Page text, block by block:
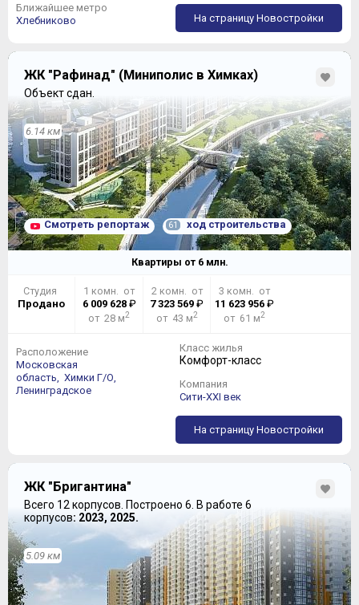
Ближайшее метро
Хлебниково
На страницу Новостройки
ЖК "Рафинад" (Миниполис в Химках)
Объект сдан.
6.14 км
Смотреть репортаж 61 ход строительства
Квартиры от 6млн.
Студия
Продано
1 комн. от
6 009 628₽
от 28 м2
2 комн. от
7 323 569 ₽
от 43 м2
3 комн. от
11 623 956 ₽
от 61 м2
Расположение
Московская
область, Химки Г/О,
Ленинградское
Класс жилья
Комфорт-класс
Компания
Сити-XXI век
На страницу Новостройки
ЖК "Бригантина"
Всего 12 корпусов. Построено 6. В работе 6
корпусов: 2023, 2025.
5.09 км